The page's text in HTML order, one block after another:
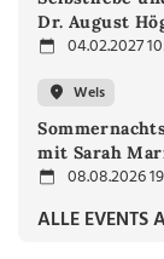
Dr. August
04.02.2027
Wels
mit Sarah
08.08.2026
ALLE EVENTS